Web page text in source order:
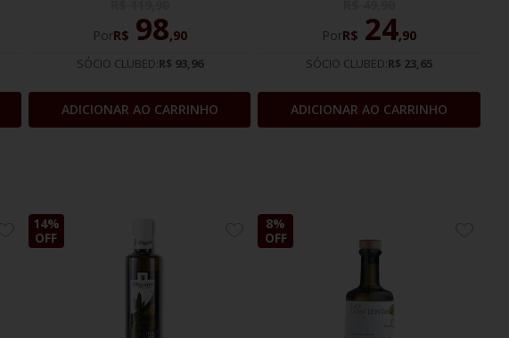
PorR$ 98,90
SÓCIO CLUBED:R$ 93,96
ADICIONAR AO CARRINHO
PorR$ 24,90
SÓCIO CLUBED:R$ 23,65
ADICIONAR AO CARRINHO
ADICIONE
AOS
14%
OFF
ADICIONE
AOS
8%
OFF